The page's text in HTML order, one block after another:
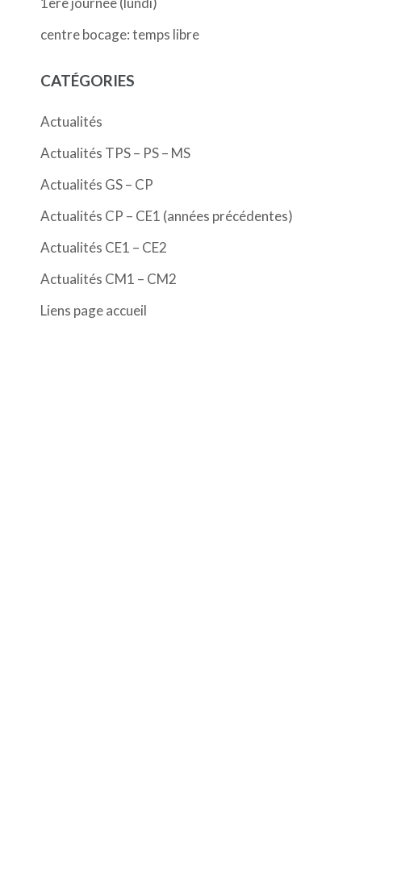
centre bocage: temps libre
CATÉGORIES
Actualités
Actualités TPS – PS – MS
Actualités GS – CP
Actualités CP – CE1 (années précédentes)
Actualités CE1 – CE2
Actualités CM1 – CM2
Liens page accueil